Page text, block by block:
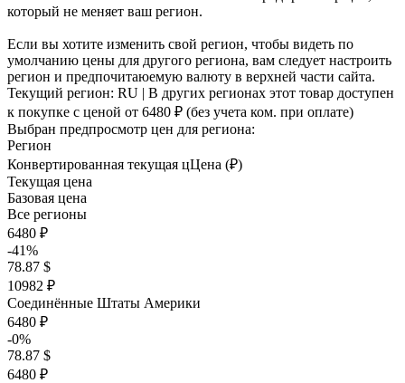
который не меняет ваш регион.
Если вы хотите изменить свой регион, чтобы видеть по
умолчанию цены для другого региона, вам следует настроить
регион и предпочитаюемую валюту в верхней части сайта.
Текущий регион: RU | В других регионах этот товар доступен
к покупке с ценой от 6480 ₽ (без учета ком. при оплате)
Выбран предпросмотр цен для региона:
Регион
Конвертированная текущая цЦена (₽)
Текущая цена
Базовая цена
Все регионы
6480 ₽
-41%
78.87 $
10982 ₽
Соединённые Штаты Америки
6480 ₽
-0%
78.87 $
6480 ₽